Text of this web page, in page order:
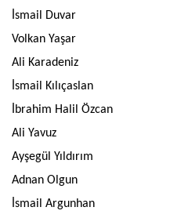
İsmail Duvar
Volkan Yaşar
Ali Karadeniz
İsmail Kılıçaslan
İbrahim Halil Özcan
Ali Yavuz
Ayşegül Yıldırım
Adnan Olgun
İsmail Argunhan